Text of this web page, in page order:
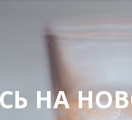
НА